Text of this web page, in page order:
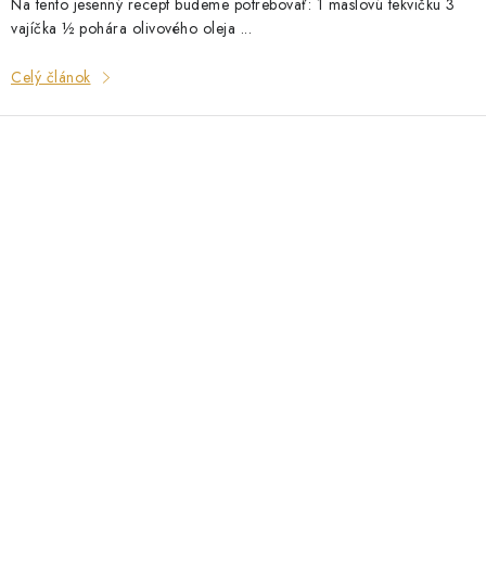
Na tento jesenný recept budeme potrebovať: 1 maslovú tekvičku 3
vajíčka ½ pohára olivového oleja ...
Celý článok